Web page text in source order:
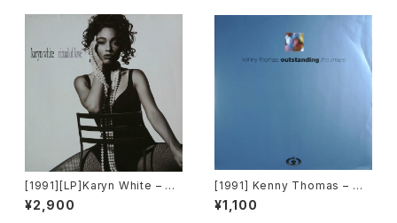
[1991][LP]Karyn White – Rit
ual Of Love [Warner Bros.
Records]
¥2,900
[1991] Kenny Thomas – Ou
tstanding (The Mixes) [Co
oltempo]
¥1,100